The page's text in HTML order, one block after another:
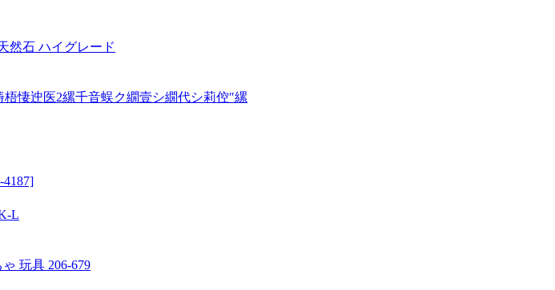
然石 ハイグレード
悽迚医2縲千音蜈ク繝壹シ繝代シ莉倥″縲
L
玩具 206-679